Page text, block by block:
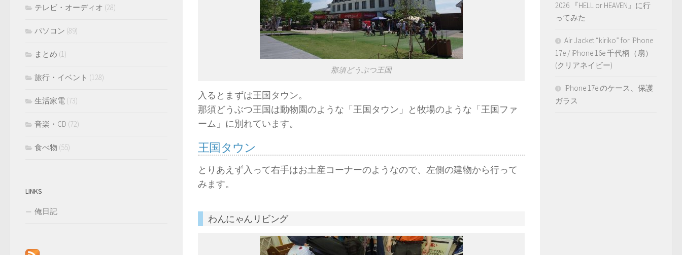
那須どうぶつ王国
入るとまずは王国タウン。
那須どうぶつ王国は動物園のような「王国タウン」と牧場のような「王国ファ
ーム」に別れています。
王国タウン
とりあえず入って右手はお土産コーナーのようなので、左側の建物から行って
みます。
わんにゃんリビング
テレビ・オーディオ (28)
パソコン (89)
まとめ (1)
旅行・イベント (128)
生活家電 (73)
音楽・CD (72)
食べ物 (55)
LINKS
俺日記
2026 『HELL or HEAVEN』に行
ってみた
Air Jacket “kiriko” for iPhone
17e / iPhone 16e 千代柄（扇）
(クリアネイビー)
iPhone 17e のケース、保護
ガラス